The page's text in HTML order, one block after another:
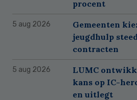
procent
5 aug 2026
Gemeenten
jeugdhulp
contracten
5 aug 2026
LUMC
kans op IC-
en uitlegt